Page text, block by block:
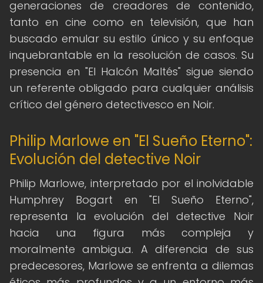
generaciones de creadores de contenido,
tanto en cine como en televisión, que han
buscado emular su estilo único y su enfoque
inquebrantable en la resolución de casos. Su
presencia en "El Halcón Maltés" sigue siendo
un referente obligado para cualquier análisis
crítico del género detectivesco en Noir.
Philip Marlowe en "El Sueño Eterno":
Evolución del detective Noir
Philip Marlowe, interpretado por el inolvidable
Humphrey Bogart en "El Sueño Eterno",
representa la evolución del detective Noir
hacia una figura más compleja y
moralmente ambigua. A diferencia de sus
predecesores, Marlowe se enfrenta a dilemas